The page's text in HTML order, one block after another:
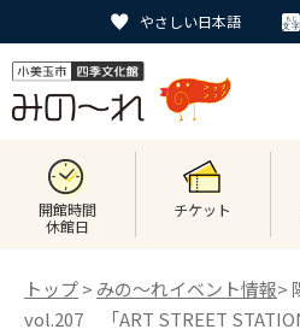
やさしい日本語
開館時間
休館日
チケット
トップ> みの〜れイベント情報>
vol.207 「ART STREET